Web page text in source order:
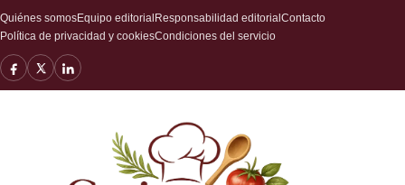
Quiénes somosEquipo editorial Responsabilidad editorial Contacto
Política de privacidad y cookiesCondiciones del servicio